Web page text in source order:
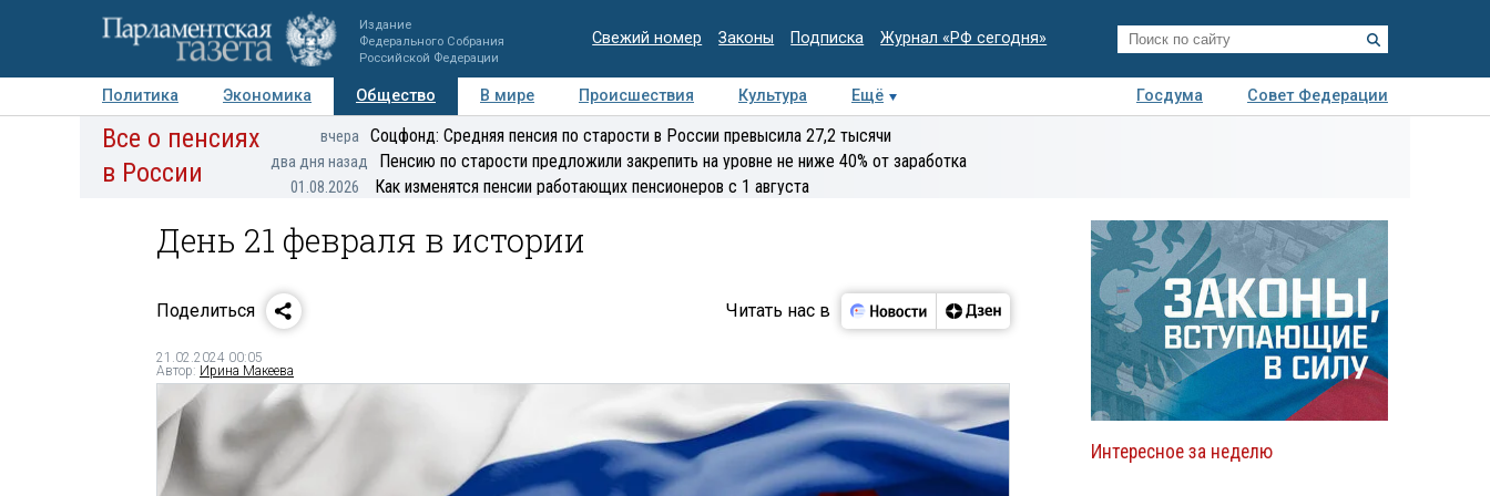
Издание
Федерального Собрания
Российской Федерации
Свежий номер Законы Подписка Журнал «РФ сегодня»
Политика Экономика Общество В мире Происшествия Культура Ещё Госдума
Совет Федерации
Авторы Персоны Мнения Регионы Медиацентр Интервью Колумнисты
экспертиза
Все о пенсиях
в России
вчера Соцфонд: Средняя пенсия по старости в России превысила 27,2 тысячи
два дня назад Пенсию по старости предложили закрепить на уровне не ниже 40% от заработка
01.08.2026 Как изменятся пенсии работающих пенсионеров с 1 августа
День 21 февраля в истории
Поделиться Читать нас в
21.02.2024 00:05
Автор: Ирина Макеева
Интересное за неделю